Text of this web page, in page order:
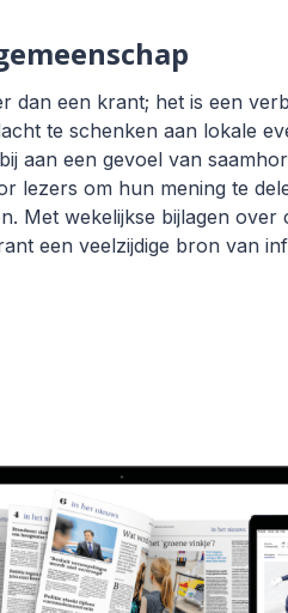
dan een krant; het is een
te schenken aan lokale
aan een gevoel van
lezers om hun mening te
Met wekelijkse bijlagen over
een veelzijdige bron van